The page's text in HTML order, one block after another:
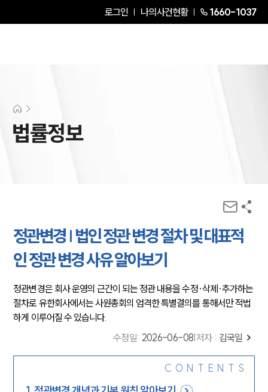
로그인 나의사건현황 1660-1037
법률정보
정관변경 | 법인 정관 변경 절차 및 대표적
인 정관 변경 사유 알아보기
정관변경은 회사 운영의 근간이 되는 정관 내용을 수정·삭제·추가하는
절차로 유한회사에서는 사원총회의 엄격한 특별결의를 통해서만 적법
하게 이루어질 수 있습니다.
수정일: 2026-06-08 저자 : 김국일
CONTENTS